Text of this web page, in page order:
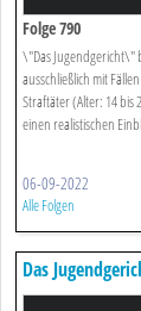
Folge 790
\"Das Jugendgericht\"
ausschließlich mit
Straftäter (Alter: 14 bis
einen realistischen
06-09-2022
Alle Folgen
Das